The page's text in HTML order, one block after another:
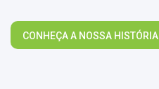
CONHEÇA A NOSSA HISTÓRIA